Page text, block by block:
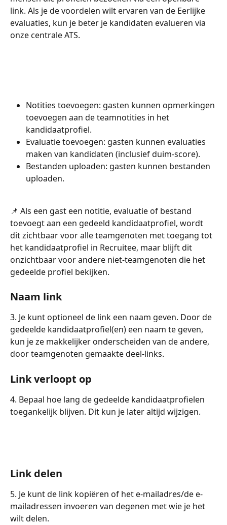
link. Als je de voordelen wilt ervaren van de Eerlijke
evaluaties, kun je beter je kandidaten evalueren via
onze centrale ATS.
Notities toevoegen: gasten kunnen opmerkingen
toevoegen aan de teamnotities in het
kandidaatprofiel.
Evaluatie toevoegen: gasten kunnen evaluaties
maken van kandidaten (inclusief duim-score).
Bestanden uploaden: gasten kunnen bestanden
uploaden.
📌 Als een gast een notitie, evaluatie of bestand
toevoegt aan een gedeeld kandidaatprofiel, wordt
dit zichtbaar voor alle teamgenoten met toegang tot
het kandidaatprofiel in Recruitee, maar blijft dit
onzichtbaar voor andere niet-teamgenoten die het
gedeelde profiel bekijken.
Naam link
3. Je kunt optioneel de link een naam geven. Door de
gedeelde kandidaatprofiel(en) een naam te geven,
kun je ze makkelijker onderscheiden van de andere,
door teamgenoten gemaakte deel-links.
Link verloopt op
4. Bepaal hoe lang de gedeelde kandidaatprofielen
toegankelijk blijven. Dit kun je later altijd wijzigen.
Link delen
5. Je kunt de link kopiëren of het e-mailadres/de e-
mailadressen invoeren van degenen met wie je het
wilt delen.